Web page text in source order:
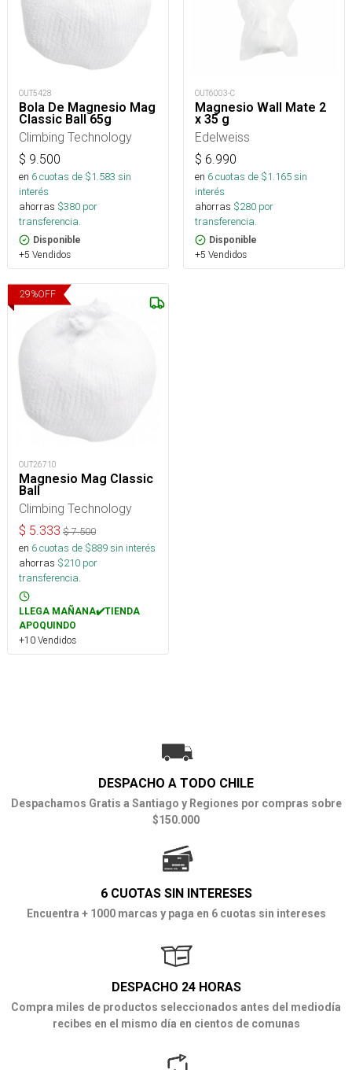
OUT5428
Bola De Magnesio Mag
Classic Ball 65g
Climbing Technology
$ 9.500
en 6cuotas de $1.583 sin
interés
ahorras $380 por
transferencia.
Disponible
+5 Vendidos
OUT6003-C
Magnesio Wall Mate 2
x 35 g
Edelweiss
$ 6.990
en 6cuotas de $1.165sin
interés
ahorras $280 por
transferencia.
Disponible
+5 Vendidos
29%OFF
OUT26710
Magnesio Mag Classic
Ball
Climbing Technology
$ 5.333 $7.500
en 6cuotas de $889sin interés
ahorras $210 por
transferencia.
LLEGA MAÑANA✔️TIENDA
APOQUINDO
+10 Vendidos
DESPACHO A TODO CHILE
Despachamos Gratis a Santiago y Regiones por compras sobre
$150.000
6 CUOTAS SIN INTERESES
Encuentra + 1000 marcas y paga en 6 cuotas sin intereses
DESPACHO 24 HORAS
Compra miles de productos seleccionados antes del mediodía
recibes en el mismo día en cientos de comunas